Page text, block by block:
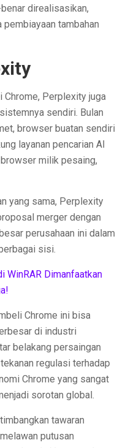
direalisasikan,
tambahan
Chrome, Perplexity juga
sendiri. Bulan
browser buatan sendiri
layanan pencarian AI
milik pesaing,
yang sama, Perplexity
merger dengan
perusahaan ini dalam
sisi.
WinRAR Dimanfaatkan
Chrome ini bisa
di industri
belakang persaingan
regulasi terhadap
Chrome yang sangat
sorotan global.
tawaran
putusan